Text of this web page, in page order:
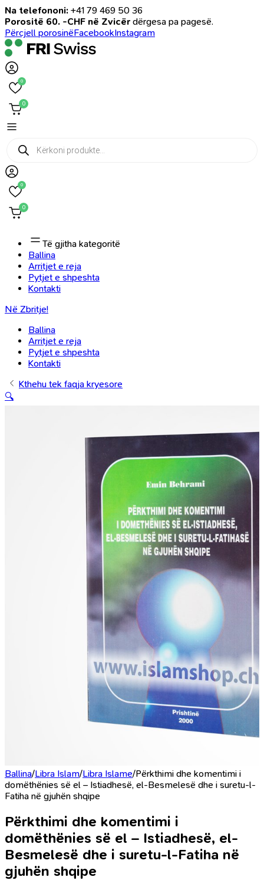
Na telefononi: +41 79 469 50 36
Porositë 60. -CHF në Zvicër dërgesa pa pagesë.
Përcjell porosinëFacebookInstagram
0
0
Products
search
0
0
Të gjitha kategoritë
Ballina
Arritjet e reja
Pytjet e shpeshta
Kontakti
Në Zbritje!
Ballina
Arritjet e reja
Pytjet e shpeshta
Kontakti
Kthehu tek faqja kryesore
🔍
Ballina/Libra Islam/Libra Islame/Përkthimi dhe komentimi i
domëthënies së el – Istiadhesë, el-Besmelesë dhe i suretu-l-
Fatiha në gjuhën shqipe
Përkthimi dhe komentimi i
domëthënies së el – Istiadhesë, el-
Besmelesë dhe i suretu-l-Fatiha në
gjuhën shqipe